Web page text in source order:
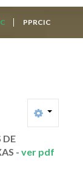
PPRCIC
DE
- ver pdf